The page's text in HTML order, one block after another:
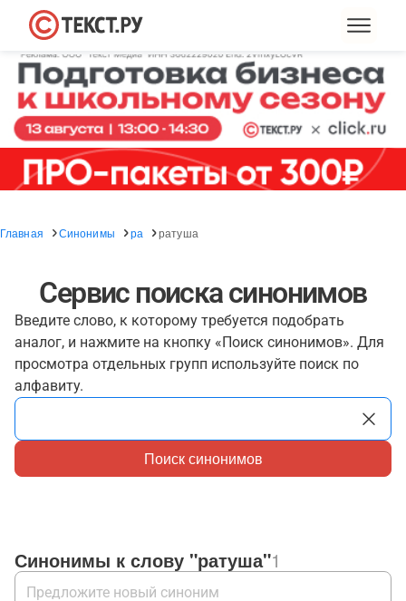
Главная Синонимы ра ратуша
Сервис поиска синонимов
Введите слово, к которому требуется подобрать
аналог, и нажмите на кнопку «Поиск синонимов». Для
просмотра отдельных групп используйте поиск по
алфавиту.
Поиск синонимов
Синонимы к слову "ратуша"1